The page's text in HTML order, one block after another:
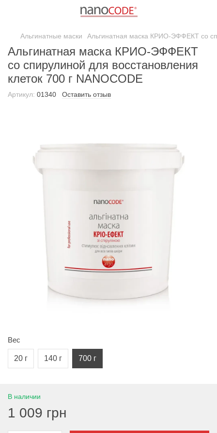
Альгинатные маски Альгинатная маска КРИО-ЭФФЕКТ со
Альгинатная маска КРИО-ЭФФЕКТ
со спирулиной для восстановления
клеток 700 г NANOCODE
Артикул: 01340 Оставить отзыв
Вес
20 г 140 г 700 г
В наличии
1 009 грн